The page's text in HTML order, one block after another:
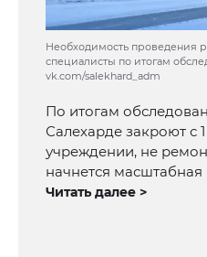
Необходимость проведения
специалисты по итогам
vk.com/salekhard_adm
По итогам
Салехарде закроют с
учреждении, не
начнется масштабная
Читать далее >